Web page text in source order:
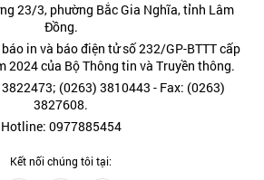
23/3, phường Bắc Gia Nghĩa, tỉnh Lâm
Đồng.
in và báo điện tử số 232/GP-BTTT cấp
2024 của Bộ Thông tin và Truyền thông.
(0263) 3810443 - Fax: (0263)
3827608.
Hotline: 0977885454
Kết nối chúng tôi tại: